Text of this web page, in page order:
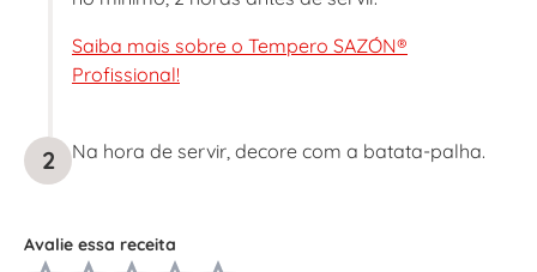
Saiba mais sobre o Tempero SAZÓN®
Profissional!
2 Na hora de servir, decore com a batata-palha.
Avalie essa receita